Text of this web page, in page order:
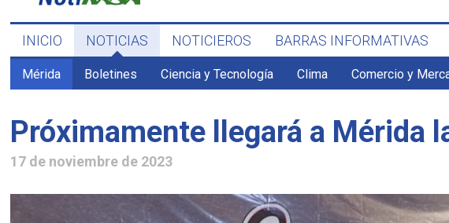
INICIO NOTICIAS NOTICIEROS BARRAS INFORMATIVAS
Mérida Boletines Ciencia y Tecnología Clima Comercio y
Próximamente llegará a Mérida
17 de noviembre de 2023